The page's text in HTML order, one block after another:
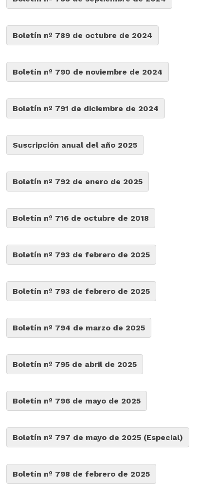
Boletín nº 789 de octubre de 2024
Boletín nº 790 de noviembre de 2024
Boletín nº 791 de diciembre de 2024
Suscripción anual del año 2025
Boletín nº 792 de enero de 2025
Boletín nº 716 de octubre de 2018
Boletín nº 793 de febrero de 2025
Boletín nº 793 de febrero de 2025
Boletín nº 794 de marzo de 2025
Boletín nº 795 de abril de 2025
Boletín nº 796 de mayo de 2025
Boletín nº 797 de mayo de 2025 (Especial)
Boletín nº 798 de febrero de 2025